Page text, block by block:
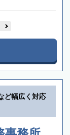
ど幅広く対応